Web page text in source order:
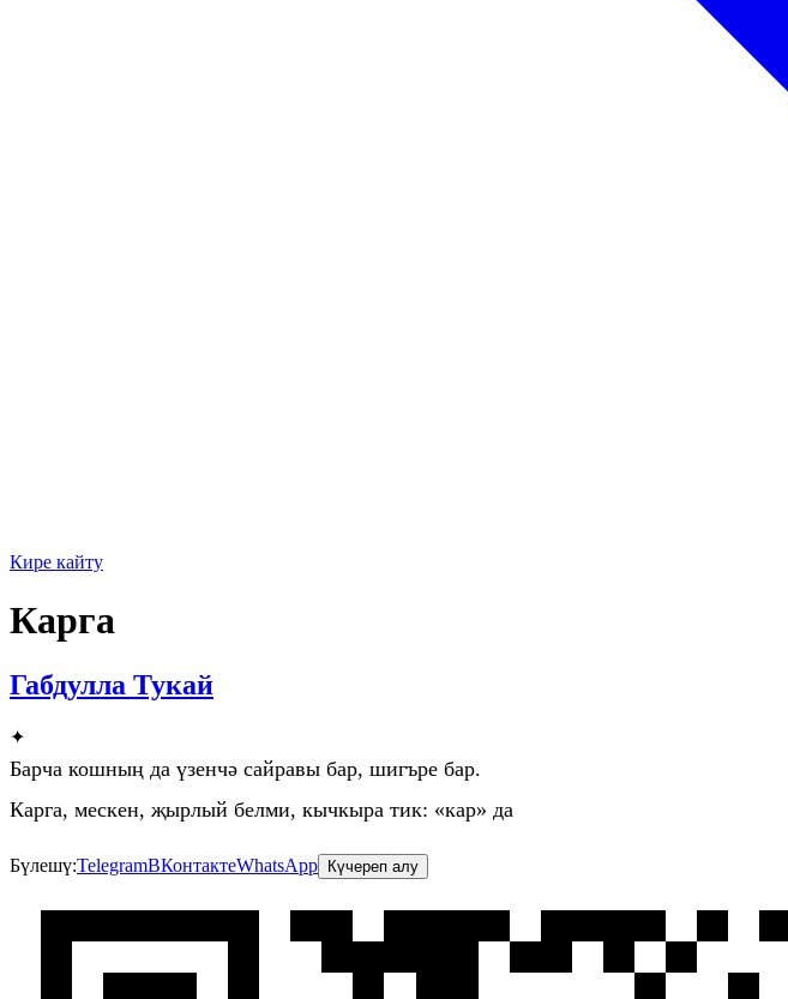
Кире кайту
Карга
Габдулла Тукай
✦
Барча кошның да үзенчә сайравы бар, шигъре бар.
Карга, мескен, җырлый белми, кычкыра тик: «кар» да
Бүлешү:TelegramВКонтактеWhatsApp Күчереп алу